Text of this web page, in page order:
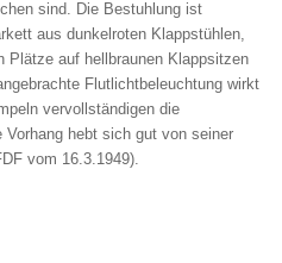
sind. Die Bestuhlung ist
aus dunkelroten Klappstühlen,
Plätze auf hellbraunen Klappsitzen
Flutlichtbeleuchtung wirkt
vervollständigen die
hebt sich gut von seiner
vom 16.3.1949).